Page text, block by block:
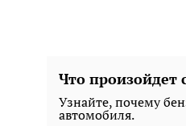
Что произойдет
Узнайте, почему
автомобиля.